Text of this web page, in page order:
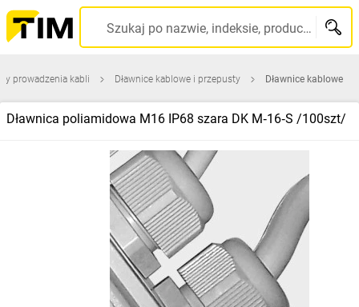
Szukaj po nazwie, indeksie, producencie, kodzie kreskowym...
prowadzenia kabli Dławnice kablowe i przepusty Dławnice kablowe
Dławnica poliamidowa M16 IP68 szara DK M‑16‑S /100szt/